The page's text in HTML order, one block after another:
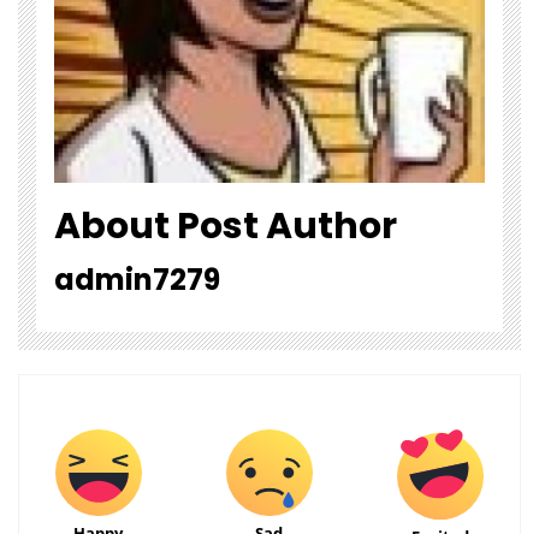
About Post Author
admin7279